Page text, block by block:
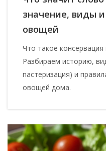
значение, виды и
овощей
Что такое
Разбираем историю,
пастеризация) и
овощей дома.